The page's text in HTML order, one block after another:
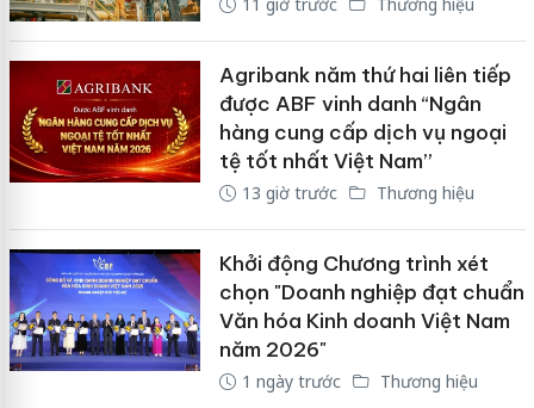
Agribank năm thứ hai liên tiếp
được ABF vinh danh “Ngân
hàng cung cấp dịch vụ ngoại
tệ tốt nhất Việt Nam”
13 giờ trước Thương hiệu
Khởi động Chương trình xét
chọn "Doanh nghiệp đạt chuẩn
Văn hóa Kinh doanh Việt Nam
năm 2026"
1 ngày trước Thương hiệu